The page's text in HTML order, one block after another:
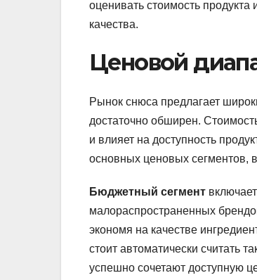
оценивать стоимость
качества.
Ценовой
Рынок снюса предлагает
достаточно обширен.
и влияет на доступность
основных ценовых сегментов,
Бюджетный сегмент
малораспространенных
экономя на качестве
стоит автоматически считать
успешно сочетают доступную